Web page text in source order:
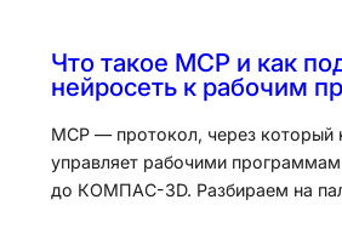
Что такое MCP и как
нейросеть к рабочим
MCP — протокол, через который
управляет рабочими
до КОМПАС-3D. Разбираем на